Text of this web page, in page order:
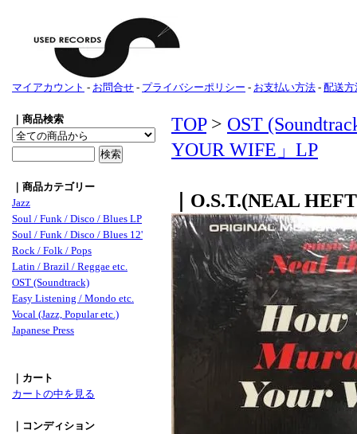
マイアカウント - お問合せ - プライバシーポリシー - お支払い方法 - 配送方
｜商品検索
｜商品カテゴリー
Jazz
Soul / Funk / Disco / Blues LP
Soul / Funk / Disco / Blues 12'
Rock / Folk / Pops
Latin / Brazil / Reggae etc.
OST (Soundtrack)
Easy Listening / Mondo etc.
Vocal (Jazz, Popular etc.)
Japanese Press
｜カート
カートの中を見る
｜コンディション
TOP> OST
YOUR WIFE」LP
｜O.S.T.(NEAL